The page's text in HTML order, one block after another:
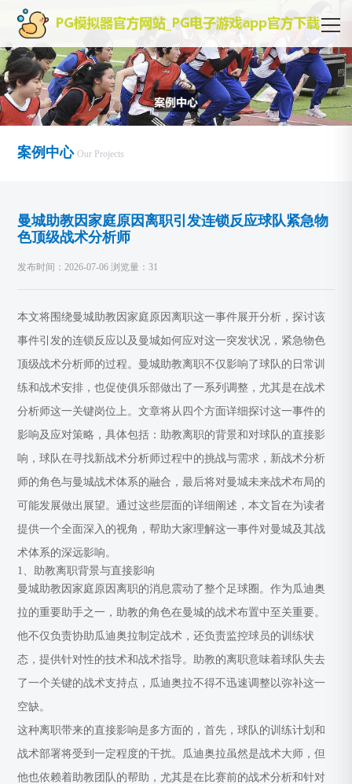
案例中心 Our Projects
曼城助教因家庭原因离职引发连锁反应球队紧急物
色顶级战术分析师
发布时间：2026-07-06 浏览量：31
本文将围绕曼城助教因家庭原因离职这一事件展开分析，探讨该
事件引发的连锁反应以及曼城如何应对这一突发状况，紧急物色
顶级战术分析师的过程。曼城助教离职不仅影响了球队的日常训
练和战术安排，也促使俱乐部做出了一系列调整，尤其是在战术
分析师这一关键岗位上。文章将从四个方面详细探讨这一事件的
影响及应对策略，具体包括：助教离职的背景和对球队的直接影
响，球队在寻找新战术分析师过程中的挑战与需求，新战术分析
师的角色与曼城战术体系的融合，最后将对曼城未来战术布局的
可能发展做出展望。通过这些层面的详细阐述，本文旨在为读者
提供一个全面深入的视角，帮助大家理解这一事件对曼城及其战
术体系的深远影响。
1、助教离职背景与直接影响
曼城助教因家庭原因离职的消息震动了整个足球圈。作为瓜迪奥
拉的重要助手之一，助教的角色在曼城的战术布置中至关重要。
他不仅负责协助瓜迪奥拉制定战术，还负责监控球员的训练状
态，提供针对性的技术和战术指导。助教的离职意味着球队失去
了一个关键的战术支持点，瓜迪奥拉不得不迅速调整以弥补这一
空缺。
这种离职带来的直接影响是多方面的，首先，球队的训练计划和
战术部署将受到一定程度的干扰。瓜迪奥拉虽然是战术大师，但
他也依赖着助教团队的帮助，尤其是在比赛前的战术分析和针对